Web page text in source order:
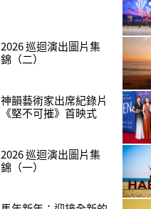
2026 巡迴演出圖片集
錦（二）
神韻藝術家出席紀錄片
《堅不可摧》首映式
2026 巡迴演出圖片集
錦（一）